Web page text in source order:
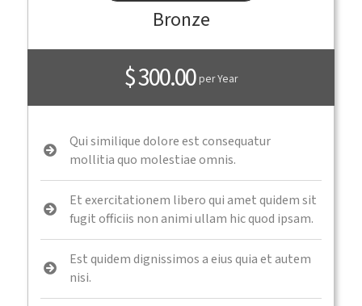
Bronze
$ 300.00per Year
Qui similique dolore est consequatur
mollitia quo molestiae omnis.
Et exercitationem libero qui amet quidem sit
fugit officiis non animi ullam hic quod ipsam.
Est quidem dignissimos a eius quia et autem
nisi.